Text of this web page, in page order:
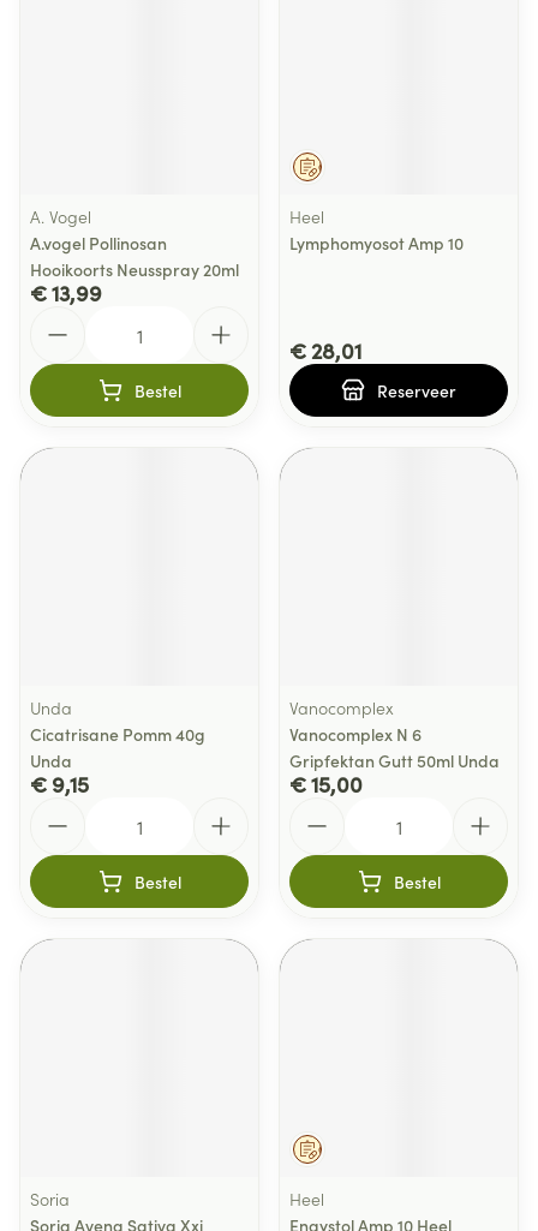
A. Vogel
A.vogel Pollinosan
Hooikoorts Neusspray 20ml
€ 13,99
Bestel
Op voorschrift
Heel
Lymphomyosot Amp 10
€ 28,01
Reserveer
Unda
Cicatrisane Pomm 40g
Unda
€ 9,15
Bestel
Vanocomplex
Vanocomplex N 6
Gripfektan Gutt 50ml Unda
€ 15,00
Bestel
Soria
Soria Avena Sativa Xxi
Op voorschrift
Heel
Engystol Amp 10 Heel